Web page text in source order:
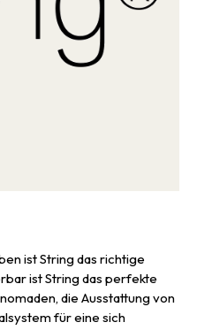
ist String das richtige
ist String das perfekte
die Ausstattung von
für eine sich